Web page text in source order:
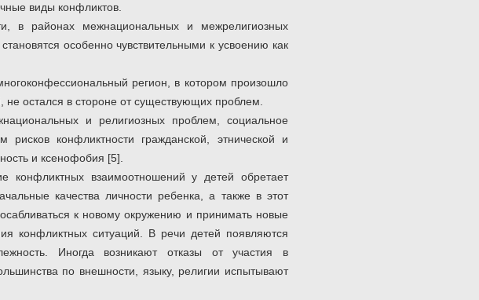
виды конфликтов.
в районах межнациональных и межрелигиозных
особенно чувствительными к усвоению как
регион, в котором произошло
остался в стороне от существующих проблем.
и религиозных проблем, социальное
рисков конфликтности гражданской, этнической и
и ксенофобия [5].
взаимоотношений у детей обретает
качества личности ребенка, а также в этот
к новому окружению и принимать новые
конфликтных ситуаций. В речи детей появляются
Иногда возникают отказы от участия в
по внешности, языку, религии испытывают